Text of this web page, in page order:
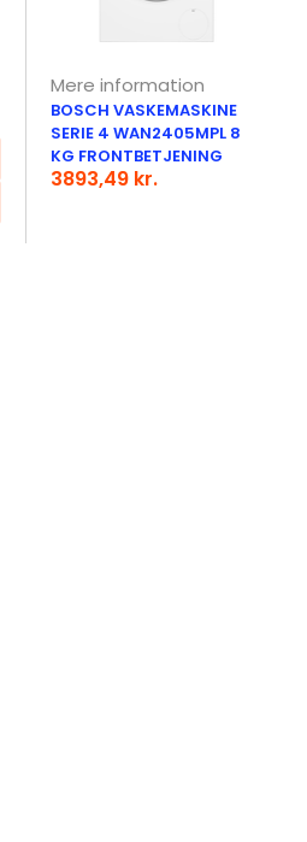
Mere information
BOSCH VASKEMASKINE
SERIE 4 WAN2405MPL 8
KG FRONTBETJENING
3893,49 kr.